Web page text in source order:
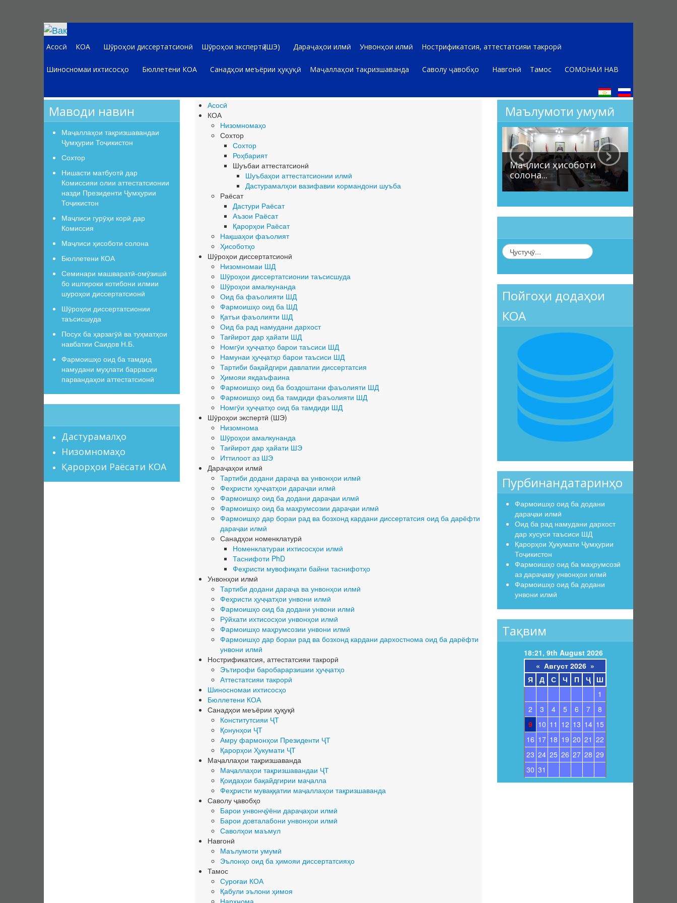
Асосӣ КОА Шӯроҳои диссертатсионӣ Шӯроҳои экспертӣ (ШЭ) Дараҷаҳои илмӣ Унвонҳои илмӣ Нострификатсия, аттестатсияи такрорӣ
Шиносномаи ихтисосҳо Бюллетени КОА Санадҳои меъёрии ҳуқуқӣ Маҷаллаҳои тақризшаванда Саволу ҷавобҳо Навгонӣ Тамос СОМОНАИ НАВ
Маводи навин
Маҷаллаҳои тақризшавандаи
Ҷумҳурии Тоҷикистон
Сохтор
Нишасти матбуотӣ дар
Комиссияи олии аттестатсионии
назди Президенти Ҷумҳурии
Тоҷикистон
Маҷлиси гурӯҳи корӣ дар
Комиссия
Маҷлиси ҳисоботи солона
Бюллетени КОА
Семинари машваратӣ-омӯзишӣ
бо иштироки котибони илмии
шуроҳои диссертатсионӣ
Шӯроҳои диссертатсионии
таъсисшуда
Посух ба ҳарзагӯӣ ва туҳматҳои
навбатии Саидов Н.Б.
Фармоишҳо оид ба тамдид
намудани муҳлати баррасии
парвандаҳои аттестатсионӣ
Дастурамалҳо
Низомномаҳо
Қарорҳои Раёсати КОА
Асосӣ
КОА
Низомномаҳо
Сохтор
Сохтор
Роҳбарият
Шуъбаи аттестатсионӣ
Шуъбаҳои аттестатсионии илмӣ
Дастурамалҳои вазифавии кормандони шуъба
Раёсат
Дастури Раёсат
Аъзои Раёсат
Қарорҳои Раёсат
Нақшаҳои фаъолият
Ҳисоботҳо
Шӯроҳои диссертатсионӣ
Низомномаи ШД
Шӯроҳои диссертатсионии таъсисшуда
Шӯроҳои амалкунанда
Оид ба фаъолияти ШД
Фармоишҳо оид ба ШД
Қатъи фаъолияти ШД
Оид ба рад намудани дархост
Тағйирот дар ҳайати ШД
Номгӯи ҳуҷҷатҳо барои таъсиси ШД
Намунаи ҳуҷҷатҳо барои таъсиси ШД
Тартиби бақайдгири давлатии диссертатсия
Ҳимояи якдаъфаина
Фармоишҳо оид ба боздоштани фаъолияти ШД
Фармоишҳо оид ба тамдиди фаъолияти ШД
Номгӯи ҳуҷҷатҳо оид ба тамдиди ШД
Шӯроҳои экспертӣ (ШЭ)
Низомнома
Шӯроҳои амалкунанда
Тағйирот дар ҳайати ШЭ
Иттилоот аз ШЭ
Дараҷаҳои илмӣ
Тартиби додани дараҷа ва унвонҳои илмӣ
Феҳристи ҳуҷҷатҳои дараҷаи илмӣ
Фармоишҳо оид ба додани дараҷаи илмӣ
Фармоишҳо оид ба маҳрумсозии дараҷаи илмӣ
Фармоишҳо дар бораи рад ва бозхонд кардани диссертатсия оид ба дарёфти
дараҷаи илмӣ
Санадҳои номенклатурӣ
Номенклатураи ихтисосҳои илмӣ
Таснифоти PhD
Феҳристи мувофиқати байни таснифотҳо
Унвонҳои илмӣ
Тартиби додани дараҷа ва унвонҳои илмӣ
Феҳристи ҳуҷҷатҳои унвони илмӣ
Фармоишҳо оид ба додани унвони илмӣ
Рӯйхати ихтисосҳои унвонҳои илмӣ
Фармоишҳо маҳрумсозии унвони илмӣ
Фармоишҳо дар бораи рад ва бозхонд кардани дархостнома оид ба дарёфти
унвони илмӣ
Нострификатсия, аттестатсияи такрорӣ
Эътирофи баробарарзишии ҳуҷҷатҳо
Аттестатсияи такрорӣ
Шиносномаи ихтисосҳо
Бюллетени КОА
Санадҳои меъёрии ҳуқуқӣ
Конститутсияи ҶТ
Қонунҳои ҶТ
Амру фармонҳои Президенти ҶТ
Қарорҳои Ҳукумати ҶТ
Маҷаллаҳои тақризшаванда
Маҷаллаҳои тақризшавандаи ҶТ
Қоидаҳои бақайдгирии маҷалла
Феҳристи муваққатии маҷаллаҳои тақризшаванда
Саволу ҷавобҳо
Барои унвонҷӯёни дараҷаҳои илмӣ
Барои довталабони унвонҳои илмӣ
Саволҳои маъмул
Навгонӣ
Маълумоти умумӣ
Эълонҳо оид ба ҳимояи диссертатсияҳо
Тамос
Суроғаи КОА
Қабули эълони ҳимоя
Нархнома
Маълумоти умумӣ
Маҷлиси ҳисоботи
солона...
‹ ›
Пойгоҳи додаҳои
КОА
Пурбинандатаринҳо
Фармоишҳо оид ба додани
дараҷаи илмӣ
Оид ба рад намудани дархост
дар хусуси таъсиси ШД
Қарорҳои Ҳукумати Ҷумҳурии
Тоҷикистон
Фармоишҳо оид ба маҳрумсозӣ
аз дараҷаву унвонҳои илмӣ
Фармоишҳо оид ба додани
унвони илмӣ
Тақвим
18:21, 9th August 2026
« Август 2026 »
Я
Д С Ч П Ҷ
Ш
1
2
3 4 5 6 7
8
9 10 11 12 13 14 15
16 17 18 19 20 21 22
23 24 25 26 27 28 29
30 31